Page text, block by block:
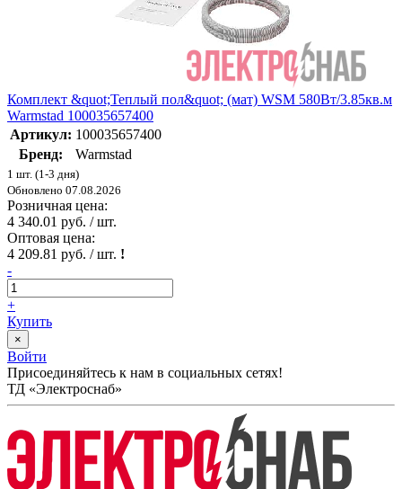
Комплект &quot;Теплый пол&quot; (мат) WSM 580Вт/3.85кв.м
Warmstad 100035657400
Артикул: 100035657400
Бренд:
Warmstad
1 шт. (1-3 дня)
Обновлено 07.08.2026
Розничная цена:
4 340.01 руб. / шт.
Оптовая цена:
4 209.81 руб. / шт. !
-
+
Купить
×
Войти
Присоединяйтесь к нам в социальных сетях!
ТД «Электроснаб»